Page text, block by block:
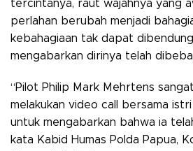
tercintanya, raut wajahnya yang
perlahan berubah menjadi
kebahagiaan tak dapat
mengabarkan dirinya telah
“Pilot Philip Mark Mehrtens
melakukan video call bersama
untuk mengabarkan bahwa ia
kata Kabid Humas Polda Papua,